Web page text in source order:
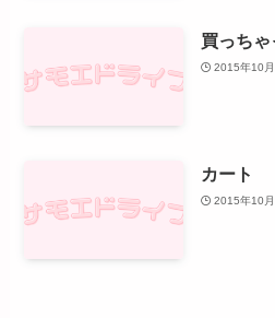
買っちゃ
2015年10
カート
2015年10